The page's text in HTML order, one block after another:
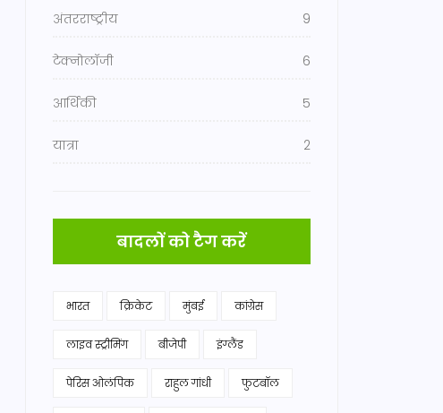
अंतरराष्ट्रीय 9
टेक्नोलॉजी 6
आर्थिकी 5
यात्रा 2
बादलों को टैग करें
भारत क्रिकेट मुंबई कांग्रेस
लाइव स्ट्रीमिंग बीजेपी इंग्लैंड
पेरिस ओलंपिक राहुल गांधी फुटबॉल